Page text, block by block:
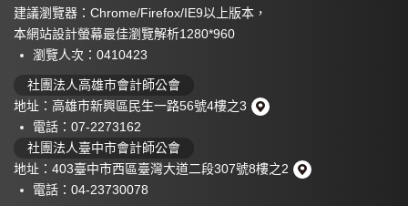
建議瀏覽器：Chrome/Firefox/IE9以上版本，
本網站設計螢幕最佳瀏覽解析1280*960
瀏覽人次：0410423
社團法人高雄市會計師公會
地址：高雄市新興區民生一路56號4樓之3
電話：07-2273162
社團法人臺中市會計師公會
地址：403臺中市西區臺灣大道二段307號8樓之2
電話：04-23730078